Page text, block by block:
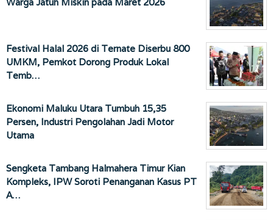
Festival Halal 2026 di Ternate Diserbu 800
UMKM, Pemkot Dorong Produk Lokal
Temb…
Ekonomi Maluku Utara Tumbuh 15,35
Persen, Industri Pengolahan Jadi Motor
Utama
Sengketa Tambang Halmahera Timur Kian
Kompleks, IPW Soroti Penanganan Kasus PT
A…